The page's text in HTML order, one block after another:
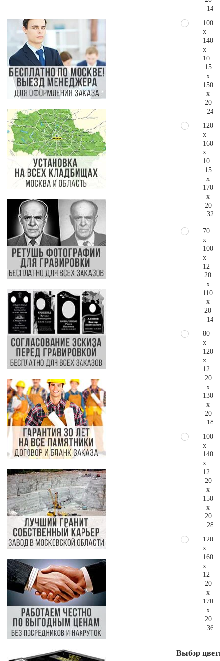
100
x
140
x
10
15
x
150
x
20
120
x
160
x
10
15
x
170
x
20
70
x
100
x
12
20
x
110
x
20
80
x
120
x
12
20
x
130
x
20
100
x
140
x
12
20
x
150
x
20
120
x
160
x
12
20
x
170
x
20
Выбор